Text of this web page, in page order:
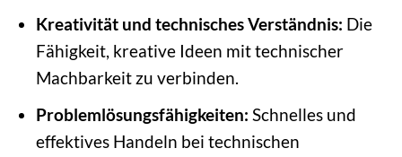
Kreativität und technisches Verständnis: Die
Fähigkeit, kreative Ideen mit technischer
Machbarkeit zu verbinden.
Problemlösungsfähigkeiten: Schnelles und
effektives Handeln bei technischen